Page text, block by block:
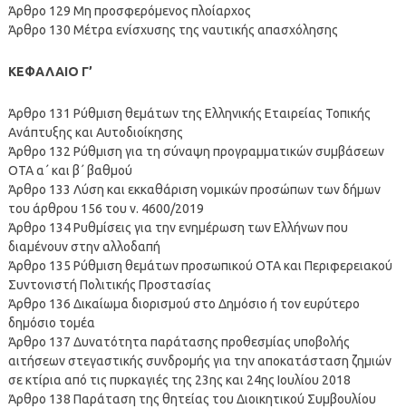
Άρθρο 129 Μη προσφερόμενος πλοίαρχος
Άρθρο 130 Μέτρα ενίσχυσης της ναυτικής απασχόλησης
ΚΕΦΑΛΑΙΟ Γ’
Άρθρο 131 Ρύθμιση θεμάτων της Ελληνικής Εταιρείας Τοπικής
Ανάπτυξης και Αυτοδιοίκησης
Άρθρο 132 Ρύθμιση για τη σύναψη προγραμματικών συμβάσεων
ΟΤΑ α΄ και β΄ βαθμού
Άρθρο 133 Λύση και εκκαθάριση νομικών προσώπων των δήμων
του άρθρου 156 του ν. 4600/2019
Άρθρο 134 Ρυθμίσεις για την ενημέρωση των Ελλήνων που
διαμένουν στην αλλοδαπή
Άρθρο 135 Ρύθμιση θεμάτων προσωπικού ΟΤΑ και Περιφερειακού
Συντονιστή Πολιτικής Προστασίας
Άρθρο 136 Δικαίωμα διορισμού στο Δημόσιο ή τον ευρύτερο
δημόσιο τομέα
Άρθρο 137 Δυνατότητα παράτασης προθεσμίας υποβολής
αιτήσεων στεγαστικής συνδρομής για την αποκατάσταση ζημιών
σε κτίρια από τις πυρκαγιές της 23ης και 24ης Ιουλίου 2018
Άρθρο 138 Παράταση της θητείας του Διοικητικού Συμβουλίου